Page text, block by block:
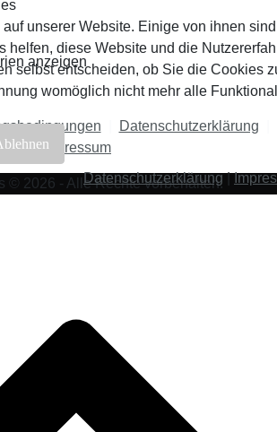
anzeigen
Datenschutzerklärung
Impressum
© 2026 - Alle Rechte vorbehalten.
unserer Website. Einige von ihnen
helfen, diese Website und die
selbst entscheiden, ob Sie die Cookies
womöglich nicht mehr alle
Datenschutzerklärung|